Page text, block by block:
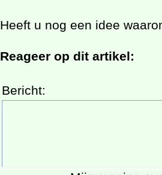
Heeft u nog een idee
Reageer op dit artikel:
Bericht: